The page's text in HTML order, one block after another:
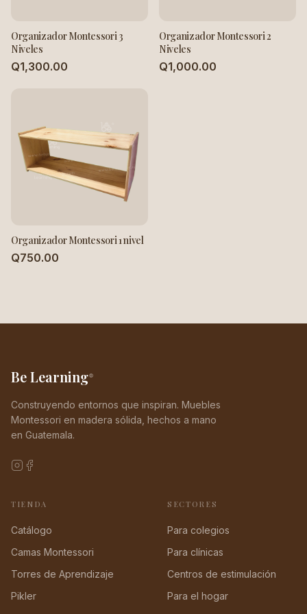
Organizador Montessori 3
Niveles
Q1,300.00
Organizador Montessori 2
Niveles
Q1,000.00
Organizador Montessori 1 nivel
Q750.00
Be Learning®
Construyendo entornos que inspiran. Muebles
Montessori en madera sólida, hechos a mano
en Guatemala.
TIENDA
Catálogo
Camas Montessori
Torres de Aprendizaje
Pikler
SECTORES
Para colegios
Para clínicas
Centros de estimulación
Para el hogar